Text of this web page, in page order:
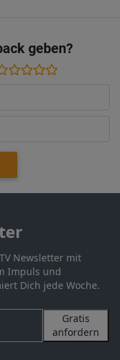
geben?
Newsletter mit
Impuls und
Dich jede Woche.
Gratis
anfordern